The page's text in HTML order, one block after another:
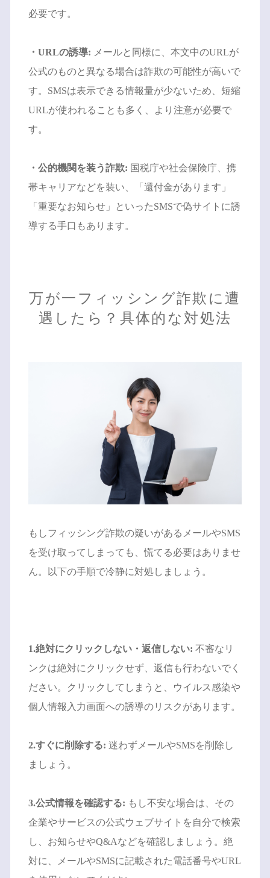
必要です。
・URLの誘導: メールと同様に、本文中のURLが
公式のものと異なる場合は詐欺の可能性が高いで
す。SMSは表示できる情報量が少ないため、短縮
URLが使われることも多く、より注意が必要で
す。
・公的機関を装う詐欺: 国税庁や社会保険庁、携
帯キャリアなどを装い、「還付金があります」
「重要なお知らせ」といったSMSで偽サイトに誘
導する手口もあります。
万が一フィッシング詐欺に遭
遇したら？具体的な対処法
もしフィッシング詐欺の疑いがあるメールやSMS
を受け取ってしまっても、慌てる必要はありませ
ん。以下の手順で冷静に対処しましょう。
1.絶対にクリックしない・返信しない: 不審なリ
ンクは絶対にクリックせず、返信も行わないでく
ださい。クリックしてしまうと、ウイルス感染や
個人情報入力画面への誘導のリスクがあります。
2.すぐに削除する: 迷わずメールやSMSを削除し
ましょう。
3.公式情報を確認する: もし不安な場合は、その
企業やサービスの公式ウェブサイトを自分で検索
し、お知らせやQ&Aなどを確認しましょう。絶
対に、メールやSMSに記載された電話番号やURL